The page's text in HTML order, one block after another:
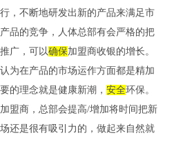
，不断地研发出新的产品来满足市
品的竞争，人体总部有会严格的把
广，可以确保加盟商收银的增长。
在产品的市场运作方面都是精加
的理念就是健康新潮， 安全环保。
盟商，总部会提高/增加将时间把新
还是很有吸引力的，做起来自然就